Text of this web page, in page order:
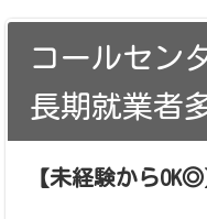
コールセン
長期就業者
【未経験から